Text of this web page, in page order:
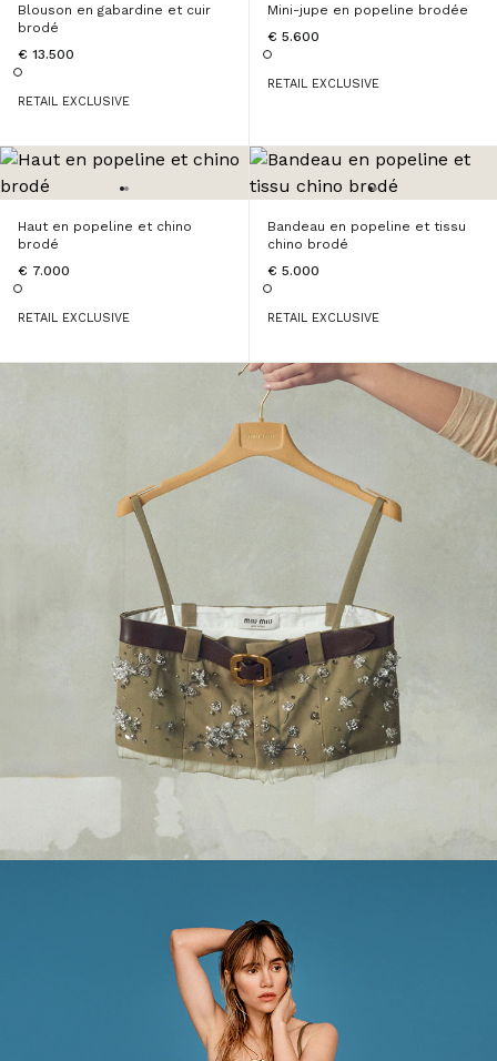
Blouson en gabardine et cuir
brodé
€ 13.500
RETAIL EXCLUSIVE
Mini-jupe en popeline brodée
€ 5.600
RETAIL EXCLUSIVE
Haut en popeline et chino
brodé
€ 7.000
RETAIL EXCLUSIVE
Bandeau en popeline et tissu
chino brodé
€ 5.000
RETAIL EXCLUSIVE